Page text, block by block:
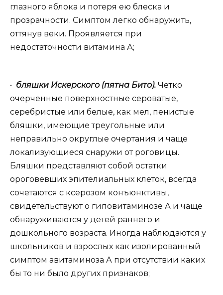
глазного яблока и потеря ею блеска и
прозрачности. Симптом легко обнаружить,
оттянув веки. Проявляется при
недостаточности витамина А;
• бляшки Искерского (пятна Бито). Четко
очерченные поверхностные сероватые,
серебристые или белые, как мел, пенистые
бляшки, имеющие треугольные или
неправильно округлые очертания и чаще
локализующиеся снаружи от роговицы.
Бляшки представляют собой остатки
ороговевших эпителиальных клеток, всегда
сочетаются с ксерозом конъюнктивы,
свидетельствуют о гиповитаминозе А и чаще
обнаруживаются у детей раннего и
дошкольного возраста. Иногда наблюдаются у
школьников и взрослых как изолированный
симптом авитаминоза А при отсутствии каких
бы то ни было других признаков;